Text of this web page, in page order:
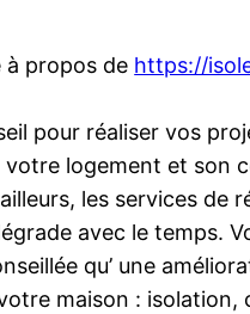
à propos de https://
pour réaliser vos
votre logement et son
les services de
avec le temps.
qu’ une
maison :